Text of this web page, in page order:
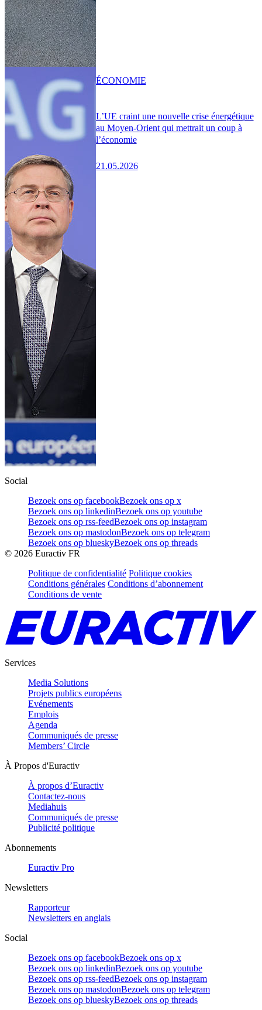
L’UE craint une nouvelle crise énergétique
au Moyen-Orient qui mettrait un coup à
l’économie
21.05.2026
ÉCONOMIE
Social
Bezoek ons op facebookBezoek ons op x
Bezoek ons op linkedinBezoek ons op youtube
Bezoek ons op rss-feedBezoek ons op instagram
Bezoek ons op mastodonBezoek ons op telegram
Bezoek ons op blueskyBezoek ons op threads
© 2026 Euractiv FR
Politique de confidentialité Politique cookies
Conditions générales Conditions d’abonnement
Conditions de vente
Services
Media Solutions
Projets publics européens
Evénements
Emplois
Agenda
Communiqués de presse
Members’ Circle
À Propos d'Euractiv
À propos d’Euractiv
Contactez-nous
Mediahuis
Communiqués de presse
Publicité politique
Abonnements
Euractiv Pro
Newsletters
Rapporteur
Newsletters en anglais
Social
Bezoek ons op facebookBezoek ons op x
Bezoek ons op linkedinBezoek ons op youtube
Bezoek ons op rss-feedBezoek ons op instagram
Bezoek ons op mastodonBezoek ons op telegram
Bezoek ons op blueskyBezoek ons op threads